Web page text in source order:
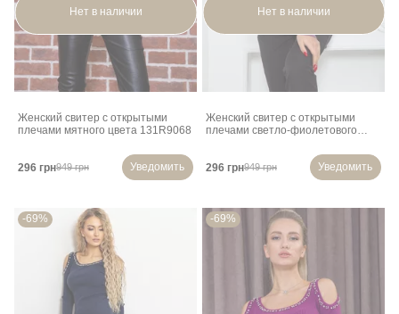
Нет в наличии
Женский свитер с открытыми
плечами мятного цвета 131R9068
296 грн949 грн Уведомить
Нет в наличии
Женский свитер с открытыми
плечами светло-фиолетового
296 грн949 грн Уведомить
-69% -69%